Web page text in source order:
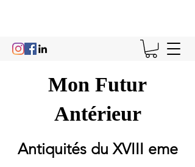
Mon Futur
Antérieur
Antiquités du XVIII eme